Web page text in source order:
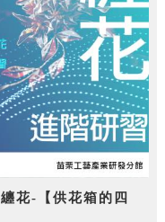
花-【供花箱的四